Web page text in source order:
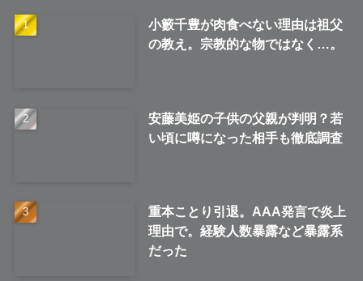
小籔千豊が肉食べない理由は祖父
の教え。宗教的な物ではなく…。
安藤美姫の子供の父親が判明？若
い頃に噂になった相手も徹底調査
重本ことり引退。AAA発言で炎上
理由で。経験人数暴露など暴露系
だった